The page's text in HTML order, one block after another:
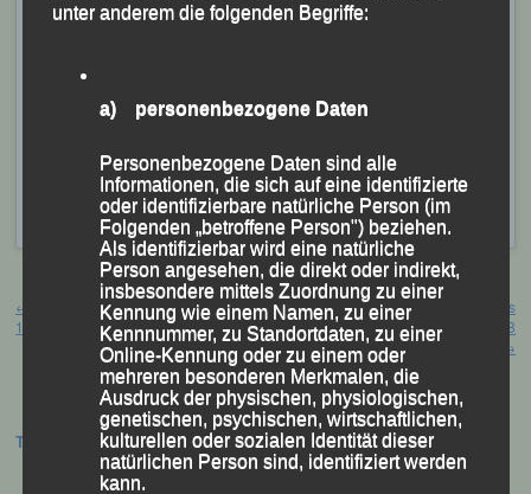
Eine Überraschung hatte Prinz Leopold von Bayern
OB Jürgen Dupper parat. Für seine Verdienste um die
Sportförderung erhielt er die Goldene Ehrennadel mit
VeröffentlichtinAktuelles ,Archiv 2017 |Markiert mitEhrung
für Ehepaar Wimmer,Passau,Wimmer
Beitragsnavigation
←
Gäuboden-Volkfestlauf Straubing,
15. August 2017
Machtlos gegen die Urgewalt des
Sturms Passau, 18. – 21. August 2018
→
Termine:
unter anderem die folgenden Begriffe:
a) personenbezogene Daten
Personenbezogene Daten sind alle
Informationen, die sich auf eine identifizierte
oder identifizierbare natürliche Person (im
Folgenden „betroffene Person") beziehen.
Als identifizierbar wird eine natürliche
Person angesehen, die direkt oder indirekt,
insbesondere mittels Zuordnung zu einer
Kennung wie einem Namen, zu einer
Kennnummer, zu Standortdaten, zu einer
Online-Kennung oder zu einem oder
mehreren besonderen Merkmalen, die
Ausdruck der physischen, physiologischen,
genetischen, psychischen, wirtschaftlichen,
kulturellen oder sozialen Identität dieser
natürlichen Person sind, identifiziert werden
kann.